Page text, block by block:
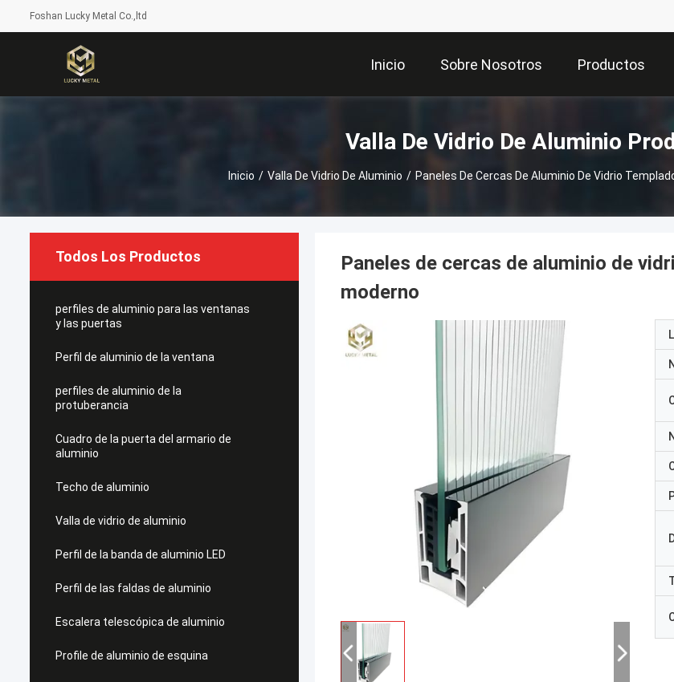
Foshan Lucky Metal Co.,ltd
Inicio Sobre Nosotros Productos
Valla De Vidrio De Aluminio
Inicio / Valla De Vidrio De Aluminio / Paneles De Cercas De Aluminio De Vidrio
Todos Los Productos
perfiles de aluminio para las ventanas
y las puertas
Perfil de aluminio de la ventana
perfiles de aluminio de la
protuberancia
Cuadro de la puerta del armario de
aluminio
Techo de aluminio
Valla de vidrio de aluminio
Perfil de la banda de aluminio LED
Perfil de las faldas de aluminio
Escalera telescópica de aluminio
Profile de aluminio de esquina
Paneles de cercas de aluminio de
moderno